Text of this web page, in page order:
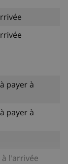
payer à
payer à
à l'arrivée